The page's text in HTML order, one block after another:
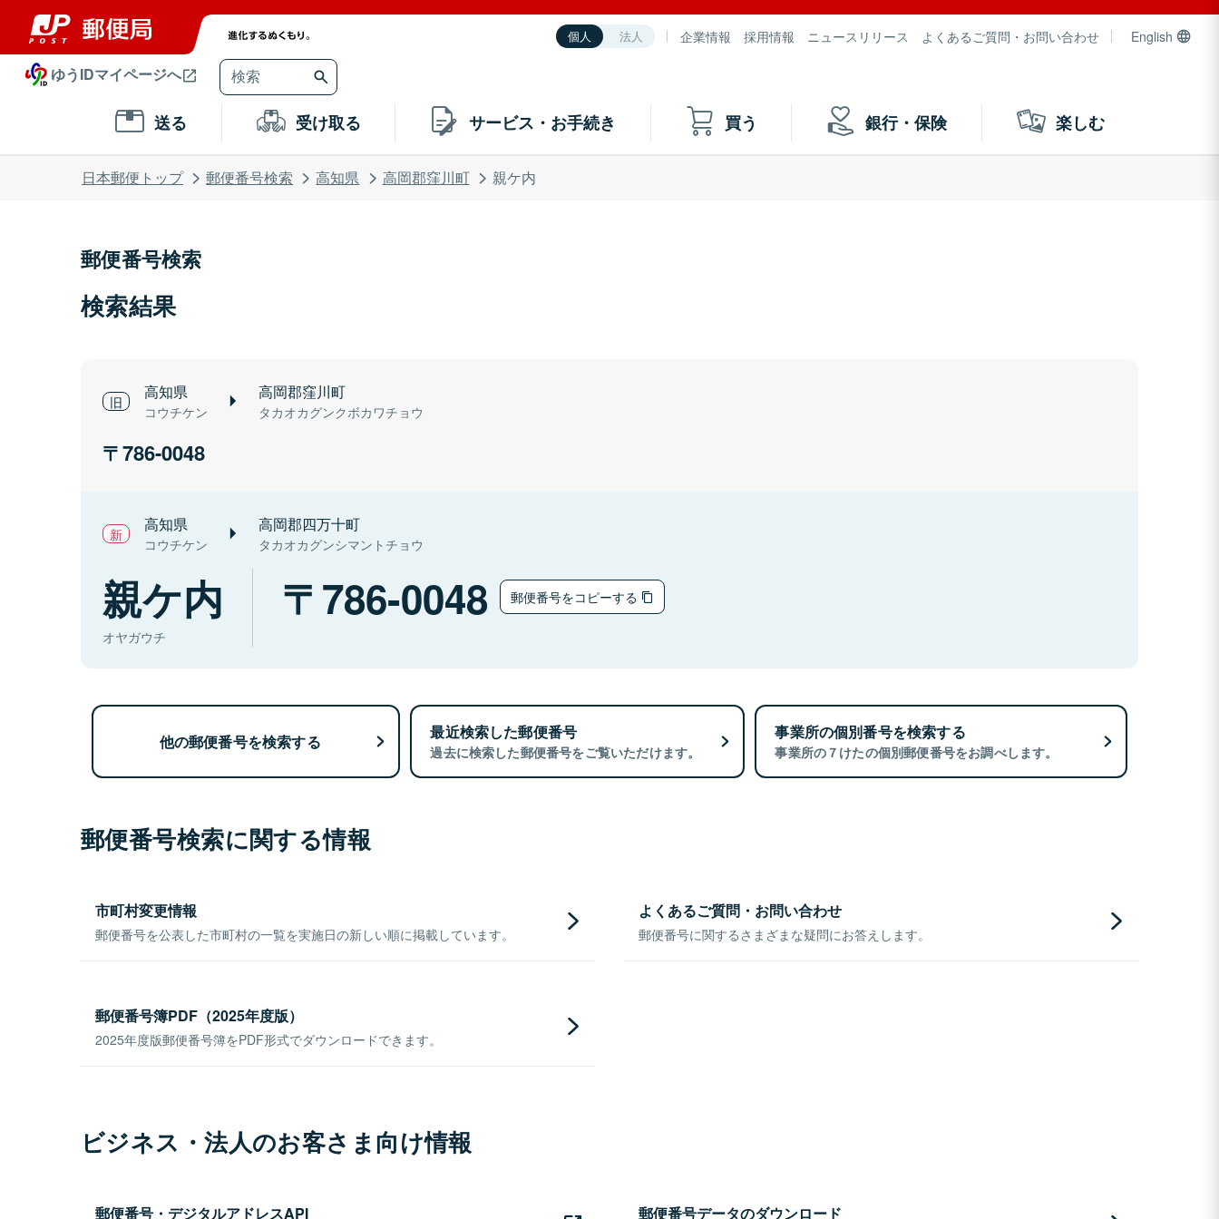
個人 法人 企業情報 採用情報 ニュースリリース よくあるご質問・お問い合わせ English
ゆうIDマイページへ
送る 受け取る サービス・お手続き 買う 銀行・保険 楽しむ
日本郵便トップ 郵便番号検索 高知県 高岡郡窪川町 親ケ内
郵便番号検索
検索結果
高知県
コウチケン
高岡郡窪川町
タカオカグンクボカワチョウ
786-0048
高知県
コウチケン
高岡郡四万十町
タカオカグンシマントチョウ
親ケ内
オヤガウチ
786-0048 郵便番号をコピーする
他の郵便番号を検索する 最近検索した郵便番号
過去に検索した郵便番号をご覧いただけます。
事業所の個別番号を検索する
事業所の７けたの個別郵便番号をお調べします。
郵便番号検索に関する情報
市町村変更情報
郵便番号を公表した市町村の一覧を実施日の新しい順に掲載しています。
よくあるご質問・お問い合わせ
郵便番号に関するさまざまな疑問にお答えします。
郵便番号簿PDF（2025年度版）
2025年度版郵便番号簿をPDF形式でダウンロードできます。
ビジネス・法人のお客さま向け情報
郵便番号・デジタルアドレスAPI 郵便番号データのダウンロード